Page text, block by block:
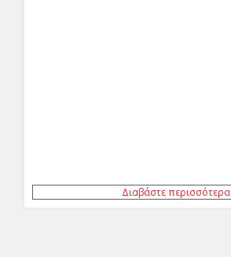
Διαβάστε περισσότερα